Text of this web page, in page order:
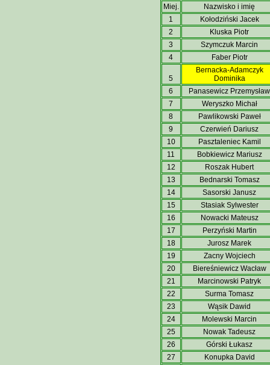
Miej.
Nazwisko i imię
1
Kołodziński Jacek
2
Kluska Piotr
3
Szymczuk Marcin
4
Faber Piotr
5
Bernacka-Adamczyk
Dominika
6
Panasewicz Przemysław
7
Weryszko Michał
8
Pawlikowski Paweł
9
Czerwień Dariusz
10
Pasztaleniec Kamil
11
Bobkiewicz Mariusz
12
Roszak Hubert
13
Bednarski Tomasz
14
Sasorski Janusz
15
Stasiak Sylwester
16
Nowacki Mateusz
17
Perzyński Martin
18
Jurosz Marek
19
Zacny Wojciech
20
Biereśniewicz Wacław
21
Marcinowski Patryk
22
Surma Tomasz
23
Wąsik Dawid
24
Molewski Marcin
25
Nowak Tadeusz
26
Górski Łukasz
27
Konupka David